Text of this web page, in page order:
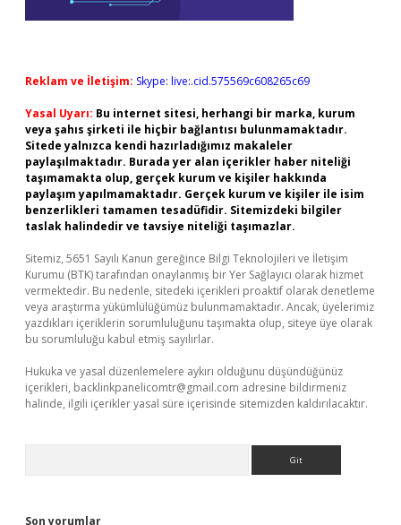
Reklam ve İletişim: Skype: live:.cid.575569c608265c69
Yasal Uyarı: Bu internet sitesi, herhangi bir marka, kurum
veya şahıs şirketi ile hiçbir bağlantısı bulunmamaktadır.
Sitede yalnızca kendi hazırladığımız makaleler
paylaşılmaktadır. Burada yer alan içerikler haber niteliği
taşımamakta olup, gerçek kurum ve kişiler hakkında
paylaşım yapılmamaktadır. Gerçek kurum ve kişiler ile isim
benzerlikleri tamamen tesadüfidir. Sitemizdeki bilgiler
taslak halindedir ve tavsiye niteliği taşımazlar.
Sitemiz, 5651 Sayılı Kanun gereğince Bilgi Teknolojileri ve İletişim
Kurumu (BTK) tarafından onaylanmış bir Yer Sağlayıcı olarak hizmet
vermektedir. Bu nedenle, sitedeki içerikleri proaktif olarak denetleme
veya araştırma yükümlülüğümüz bulunmamaktadır. Ancak, üyelerimiz
yazdıkları içeriklerin sorumluluğunu taşımakta olup, siteye üye olarak
bu sorumluluğu kabul etmiş sayılırlar.
Hukuka ve yasal düzenlemelere aykırı olduğunu düşündüğünüz
içerikleri, backlinkpanelicomtr@gmail.com adresine bildirmeniz
halinde, ilgili içerikler yasal süre içerisinde sitemizden kaldırılacaktır.
Son yorumlar